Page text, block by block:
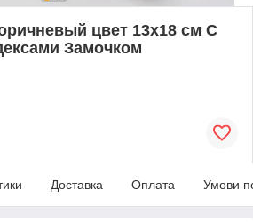
цвет 13х18 см С
Замочком
Доставка Оплата Умови